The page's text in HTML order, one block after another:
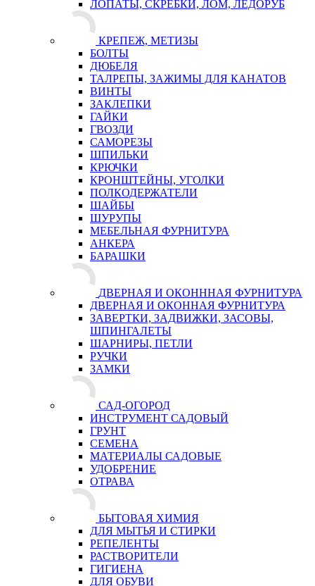
ЛОПАТЫ, СКРЕБКИ, ЛОМ, ЛЕДОРУБ
КРЕПЕЖ, МЕТИЗЫ
БОЛТЫ
ДЮБЕЛЯ
ТАЛРЕПЫ, ЗАЖИМЫ ДЛЯ КАНАТОВ
ВИНТЫ
ЗАКЛЕПКИ
ГАЙКИ
ГВОЗДИ
САМОРЕЗЫ
ШПИЛЬКИ
КРЮЧКИ
КРОНШТЕЙНЫ, УГОЛКИ
ПОЛКОДЕРЖАТЕЛИ
ШАЙБЫ
ШУРУПЫ
МЕБЕЛЬНАЯ ФУРНИТУРА
АНКЕРА
БАРАШКИ
ДВЕРНАЯ И ОКОНННАЯ ФУРНИТУРА
ДВЕРНАЯ И ОКОННАЯ ФУРНИТУРА
ЗАВЕРТКИ, ЗАДВИЖКИ, ЗАСОВЫ,
ШПИНГАЛЕТЫ
ШАРНИРЫ, ПЕТЛИ
РУЧКИ
ЗАМКИ
САД-ОГОРОД
ИНСТРУМЕНТ САДОВЫЙ
ГРУНТ
СЕМЕНА
МАТЕРИАЛЫ САДОВЫЕ
УДОБРЕНИЕ
ОТРАВА
БЫТОВАЯ ХИМИЯ
ДЛЯ МЫТЬЯ И СТИРКИ
РЕПЕЛЕНТЫ
РАСТВОРИТЕЛИ
ГИГИЕНА
ДЛЯ ОБУВИ